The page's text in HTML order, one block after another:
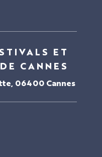
ET
CANNES
06400 Cannes